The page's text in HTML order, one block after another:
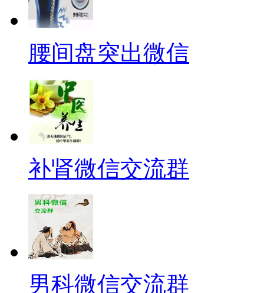
腰间盘突出微信
补肾微信交流群
男科微信交流群